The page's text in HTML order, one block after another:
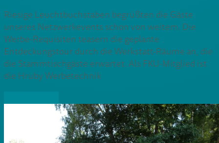
Riesige Leuchtbuchstaben begrüßten die Gäste
unseres Netzwerkevents schon von weitem. Die
Werbe-Requisiten teasern die geplante
Entdeckungstour durch die Werkstatt-Räume an, die
die Stammtischgäste erwartet. Als FKU-Mitglied ist
die Hruby Werbetechnik